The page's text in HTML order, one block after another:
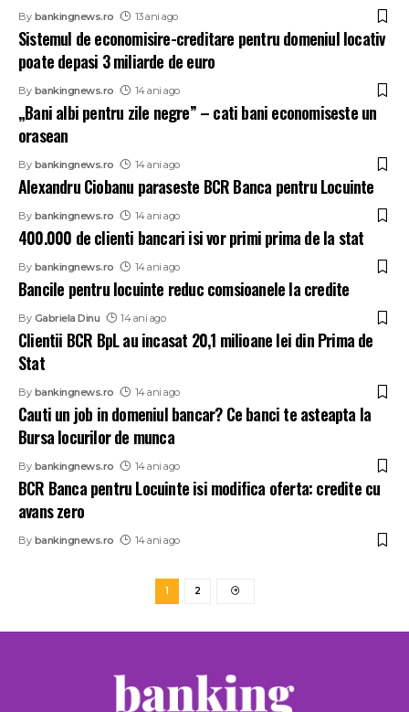
By bankingnews.ro 13 ani ago
Sistemul de economisire-creditare pentru domeniul locativ
poate depasi 3 miliarde de euro
By bankingnews.ro 14 ani ago
„Bani albi pentru zile negre” – cati bani economiseste un
orasean
By bankingnews.ro 14 ani ago
Alexandru Ciobanu paraseste BCR Banca pentru Locuinte
By bankingnews.ro 14 ani ago
400.000 de clienti bancari isi vor primi prima de la stat
By bankingnews.ro 14 ani ago
Bancile pentru locuinte reduc comsioanele la credite
By Gabriela Dinu 14 ani ago
Clientii BCR BpL au incasat 20,1 milioane lei din Prima de
Stat
By bankingnews.ro 14 ani ago
Cauti un job in domeniul bancar? Ce banci te asteapta la
Bursa locurilor de munca
By bankingnews.ro 14 ani ago
BCR Banca pentru Locuinte isi modifica oferta: credite cu
avans zero
By bankingnews.ro 14 ani ago
1 2